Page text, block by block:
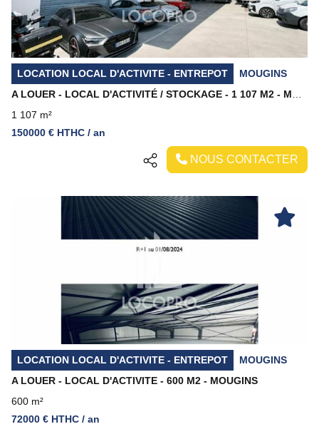
LOCATION LOCAL D'ACTIVITE - ENTREPOT
MOUGINS
1 107 m²
150000 € HTHC / an
NOUS CONTACTER
LOCATION LOCAL D'ACTIVITE - ENTREPOT
MOUGINS
A LOUER - LOCAL D'ACTIVITE - 600 M2 - MOUGINS
600 m²
72000 € HTHC / an